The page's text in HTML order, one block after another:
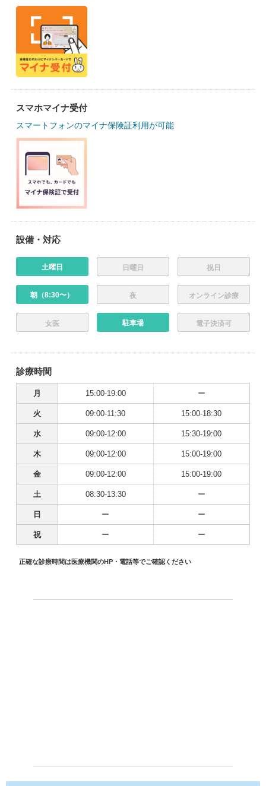
スマホマイナ受付
スマートフォンのマイナ保険証利用が可能
設備・対応
土曜日 日曜日 祝日
朝（8:30〜） 夜 オンライン診療
女医 駐車場 電子決済可
診療時間
月 15:00-19:00 ー
火 09:00-11:30 15:00-18:30
水 09:00-12:00 15:30-19:00
木 09:00-12:00 15:00-19:00
金 09:00-12:00 15:00-19:00
土 08:30-13:30 ー
日 ー ー
祝 ー ー
正確な診療時間は医療機関のHP・電話等でご確認ください